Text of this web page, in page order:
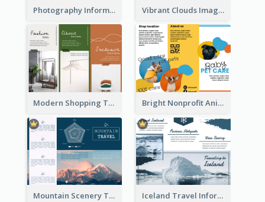
Photography Informative Christmas Event Brochure Vibrant Clouds Imagery Tri Fold Brochure
Modern Shopping Tri Fold Brochure Bright Nonprofit Animal Care Tri Fold Brochure
Mountain Scenery Tri Fold Brochure Iceland Travel Informational Tri Fold Brochure